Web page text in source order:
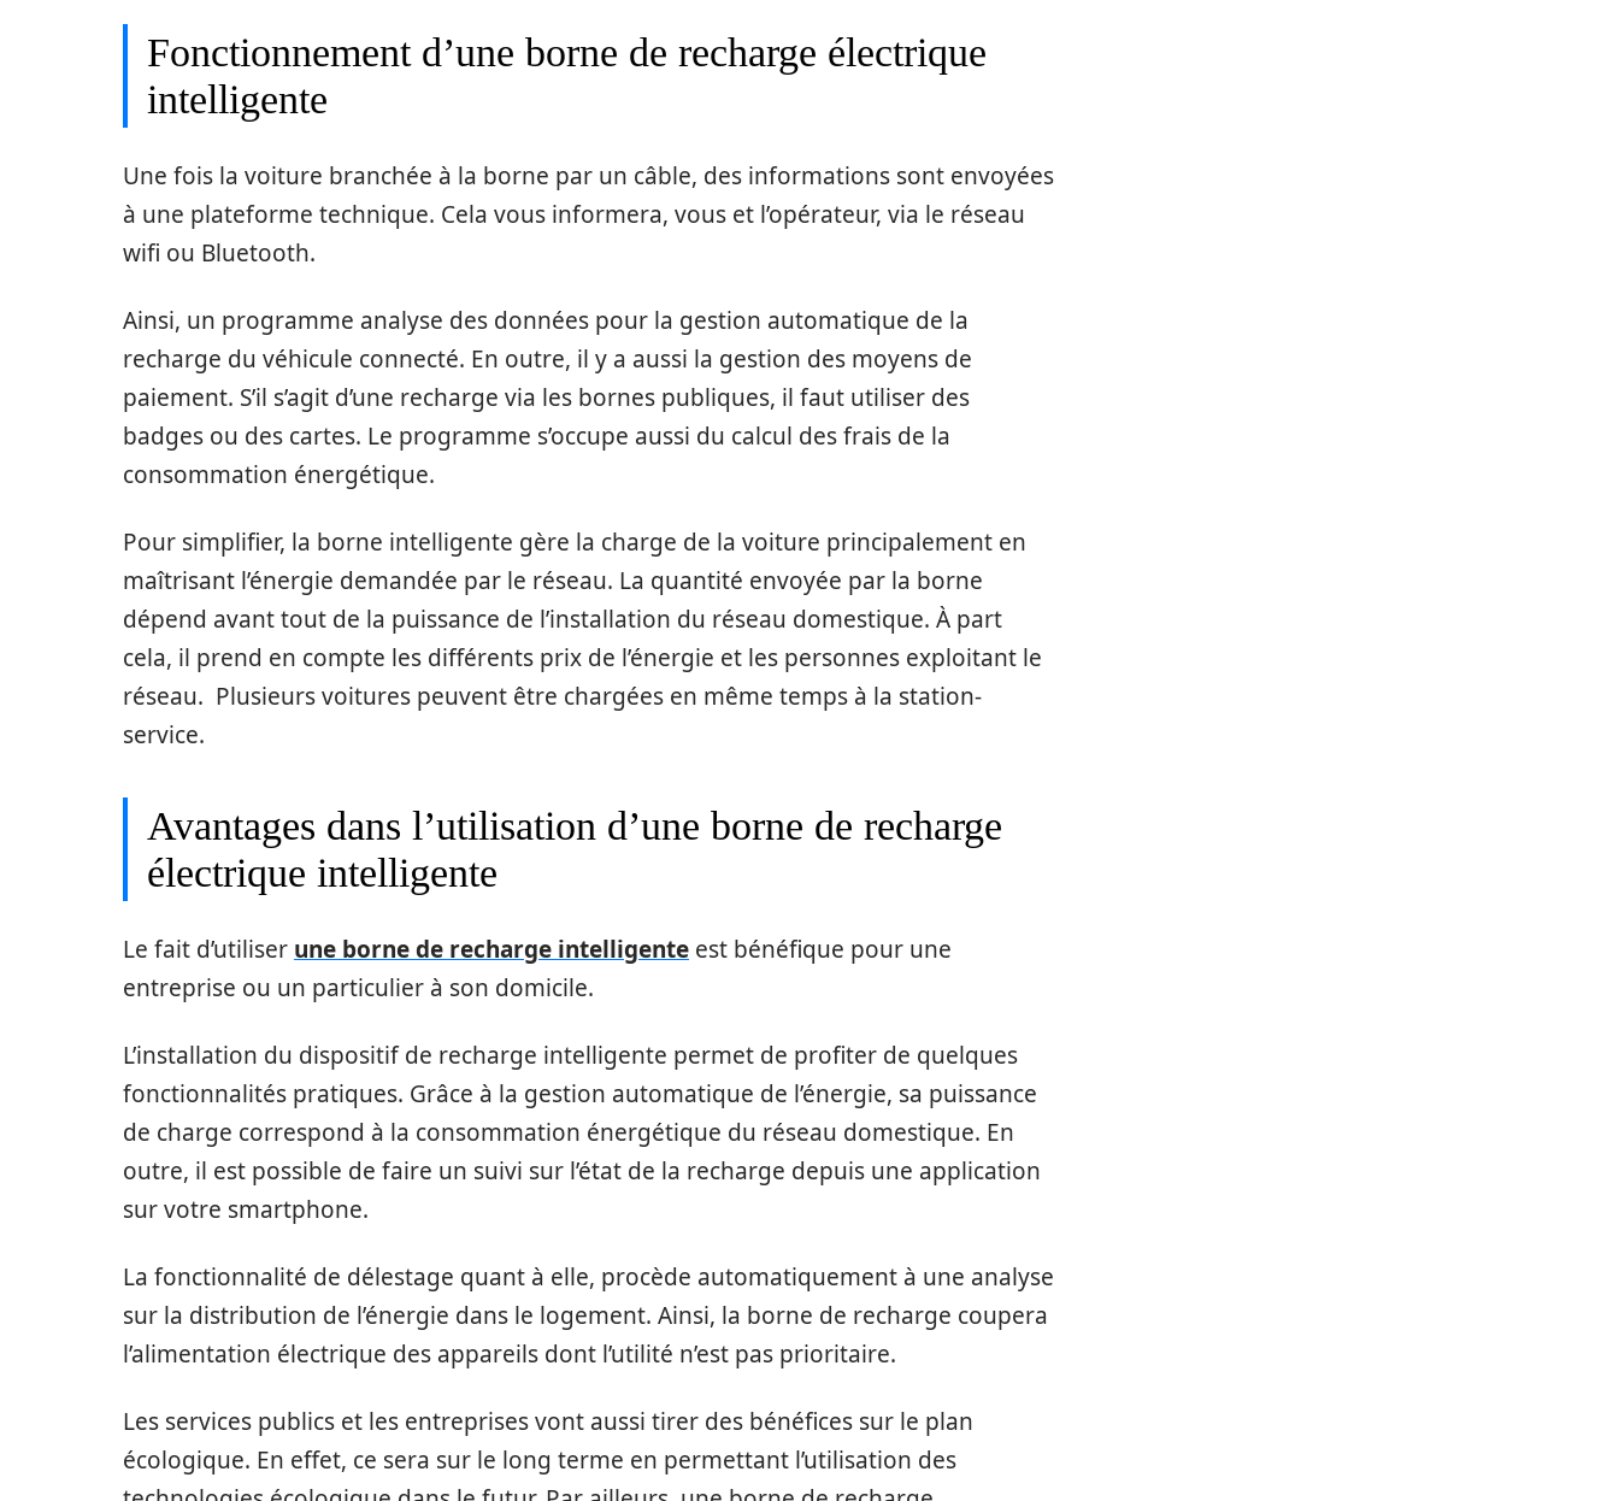
Fonctionnement d’une borne de recharge électrique
intelligente
Une fois la voiture branchée à la borne par un câble, des informations sont envoyées
à une plateforme technique. Cela vous informera, vous et l’opérateur, via le réseau
wifi ou Bluetooth.
Ainsi, un programme analyse des données pour la gestion automatique de la
recharge du véhicule connecté. En outre, il y a aussi la gestion des moyens de
paiement. S’il s’agit d’une recharge via les bornes publiques, il faut utiliser des
badges ou des cartes. Le programme s’occupe aussi du calcul des frais de la
consommation énergétique.
Pour simplifier, la borne intelligente gère la charge de la voiture principalement en
maîtrisant l’énergie demandée par le réseau. La quantité envoyée par la borne
dépend avant tout de la puissance de l’installation du réseau domestique. À part
cela, il prend en compte les différents prix de l’énergie et les personnes exploitant le
réseau. Plusieurs voitures peuvent être chargées en même temps à la station-
service.
Avantages dans l’utilisation d’une borne de recharge
électrique intelligente
Le fait d’utiliser une borne de recharge intelligente est bénéfique pour une
entreprise ou un particulier à son domicile.
L’installation du dispositif de recharge intelligente permet de profiter de quelques
fonctionnalités pratiques. Grâce à la gestion automatique de l’énergie, sa puissance
de charge correspond à la consommation énergétique du réseau domestique. En
outre, il est possible de faire un suivi sur l’état de la recharge depuis une application
sur votre smartphone.
La fonctionnalité de délestage quant à elle, procède automatiquement à une analyse
sur la distribution de l’énergie dans le logement. Ainsi, la borne de recharge coupera
l’alimentation électrique des appareils dont l’utilité n’est pas prioritaire.
Les services publics et les entreprises vont aussi tirer des bénéfices sur le plan
écologique. En effet, ce sera sur le long terme en permettant l’utilisation des